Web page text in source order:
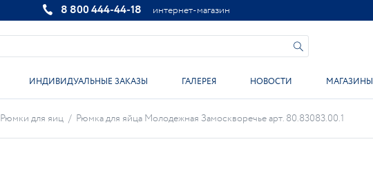
8 800 444-44-18 интернет-магазин
ИНДИВИДУАЛЬНЫЕ ЗАКАЗЫ ГАЛЕРЕЯ НОВОСТИ МАГАЗИНЫ
Рюмки для яиц / Рюмка для яйца Молодежная Замоскворечье арт. 80.83083.00.1